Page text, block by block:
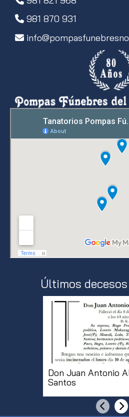
981 870 931
info
Últimos decesos
Don Juan Antonio
Santos